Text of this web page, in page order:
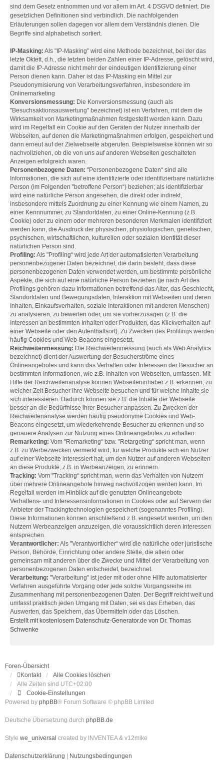
sind dem Gesetz entnommen und vor allem im Art. 4 DSGVO definiert. Die
gesetzlichen Definitionen sind verbindlich. Die nachfolgenden
Erläuterungen sollen dagegen vor allem dem Verständnis dienen. Die
Begriffe sind alphabetisch sortiert.
IP-Masking: Als "IP-Masking” wird eine Methode bezeichnet, bei der das
letzte Oktett, d.h., die letzten beiden Zahlen einer IP-Adresse, gelöscht wird,
damit die IP-Adresse nicht mehr der eindeutigen Identifizierung einer
Person dienen kann. Daher ist das IP-Masking ein Mittel zur
Pseudonymisierung von Verarbeitungsverfahren, insbesondere im
Onlinemarketing
Konversionsmessung: Die Konversionsmessung (auch als
"Besuchsaktionsauswertung" bezeichnet) ist ein Verfahren, mit dem die
Wirksamkeit von Marketingmaßnahmen festgestellt werden kann. Dazu
wird im Regelfall ein Cookie auf den Geräten der Nutzer innerhalb der
Webseiten, auf denen die Marketingmaßnahmen erfolgen, gespeichert und
dann erneut auf der Zielwebseite abgerufen. Beispielsweise können wir so
nachvollziehen, ob die von uns auf anderen Webseiten geschalteten
Anzeigen erfolgreich waren.
Personenbezogene Daten: "Personenbezogene Daten“ sind alle
Informationen, die sich auf eine identifizierte oder identifizierbare natürliche
Person (im Folgenden "betroffene Person“) beziehen; als identifizierbar
wird eine natürliche Person angesehen, die direkt oder indirekt,
insbesondere mittels Zuordnung zu einer Kennung wie einem Namen, zu
einer Kennnummer, zu Standortdaten, zu einer Online-Kennung (z.B.
Cookie) oder zu einem oder mehreren besonderen Merkmalen identifiziert
werden kann, die Ausdruck der physischen, physiologischen, genetischen,
psychischen, wirtschaftlichen, kulturellen oder sozialen Identität dieser
natürlichen Person sind.
Profiling: Als "Profiling“ wird jede Art der automatisierten Verarbeitung
personenbezogener Daten bezeichnet, die darin besteht, dass diese
personenbezogenen Daten verwendet werden, um bestimmte persönliche
Aspekte, die sich auf eine natürliche Person beziehen (je nach Art des
Profilings gehören dazu Informationen betreffend das Alter, das Geschlecht,
Standortdaten und Bewegungsdaten, Interaktion mit Webseiten und deren
Inhalten, Einkaufsverhalten, soziale Interaktionen mit anderen Menschen)
zu analysieren, zu bewerten oder, um sie vorherzusagen (z.B. die
Interessen an bestimmten Inhalten oder Produkten, das Klickverhalten auf
einer Webseite oder den Aufenthaltsort). Zu Zwecken des Profilings werden
häufig Cookies und Web-Beacons eingesetzt.
Reichweitenmessung: Die Reichweitenmessung (auch als Web Analytics
bezeichnet) dient der Auswertung der Besucherströme eines
Onlineangebotes und kann das Verhalten oder Interessen der Besucher an
bestimmten Informationen, wie z.B. Inhalten von Webseiten, umfassen. Mit
Hilfe der Reichweitenanalyse können Webseiteninhaber z.B. erkennen, zu
welcher Zeit Besucher ihre Webseite besuchen und für welche Inhalte sie
sich interessieren. Dadurch können sie z.B. die Inhalte der Webseite
besser an die Bedürfnisse ihrer Besucher anpassen. Zu Zwecken der
Reichweitenanalyse werden häufig pseudonyme Cookies und Web-
Beacons eingesetzt, um wiederkehrende Besucher zu erkennen und so
genauere Analysen zur Nutzung eines Onlineangebotes zu erhalten.
Remarketing: Vom "Remarketing“ bzw. "Retargeting“ spricht man, wenn
z.B. zu Werbezwecken vermerkt wird, für welche Produkte sich ein Nutzer
auf einer Webseite interessiert hat, um den Nutzer auf anderen Webseiten
an diese Produkte, z.B. in Werbeanzeigen, zu erinnern.
Tracking: Vom "Tracking“ spricht man, wenn das Verhalten von Nutzern
über mehrere Onlineangebote hinweg nachvollzogen werden kann. Im
Regelfall werden im Hinblick auf die genutzten Onlineangebote
Verhaltens- und Interessensinformationen in Cookies oder auf Servern der
Anbieter der Trackingtechnologien gespeichert (sogenanntes Profiling).
Diese Informationen können anschließend z.B. eingesetzt werden, um den
Nutzern Werbeanzeigen anzuzeigen, die voraussichtlich deren Interessen
entsprechen.
Verantwortlicher: Als "Verantwortlicher“ wird die natürliche oder juristische
Person, Behörde, Einrichtung oder andere Stelle, die allein oder
gemeinsam mit anderen über die Zwecke und Mittel der Verarbeitung von
personenbezogenen Daten entscheidet, bezeichnet.
Verarbeitung: "Verarbeitung" ist jeder mit oder ohne Hilfe automatisierter
Verfahren ausgeführte Vorgang oder jede solche Vorgangsreihe im
Zusammenhang mit personenbezogenen Daten. Der Begriff reicht weit und
umfasst praktisch jeden Umgang mit Daten, sei es das Erheben, das
Auswerten, das Speichern, das Übermitteln oder das Löschen.
Erstellt mit kostenlosem Datenschutz-Generator.de von Dr. Thomas
Schwenke
Foren-Übersicht
Kontakt
Alle Cookies löschen
Alle Zeiten sind UTC+02:00
Cookie-Einstellungen
Powered by phpBB® Forum Software © phpBB Limited
Deutsche Übersetzung durch phpBB.de
Style we_universal created by INVENTEA & v12mike
Datenschutzerklärung Nutzungsbedingungen